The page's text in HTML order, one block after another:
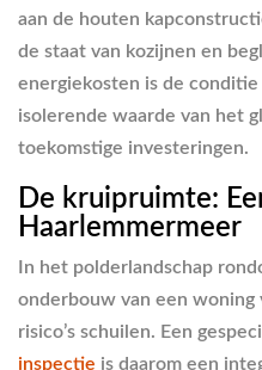
aan de houten
de staat van kozijnen en
energiekosten is de
isolerende waarde van het
toekomstige investeringen.
De kruipruimte:
Haarlemmermeer
In het polderlandschap
onderbouw van een woning
risico’s schuilen. Een
inspectie is daarom een